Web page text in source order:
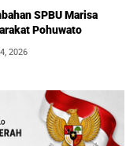
SPBU Marisa
Pohuwato
2026